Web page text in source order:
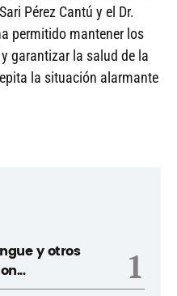
Pérez Cantú y el Dr.
permitido mantener los
garantizar la salud de la
la situación alarmante
y otros
1